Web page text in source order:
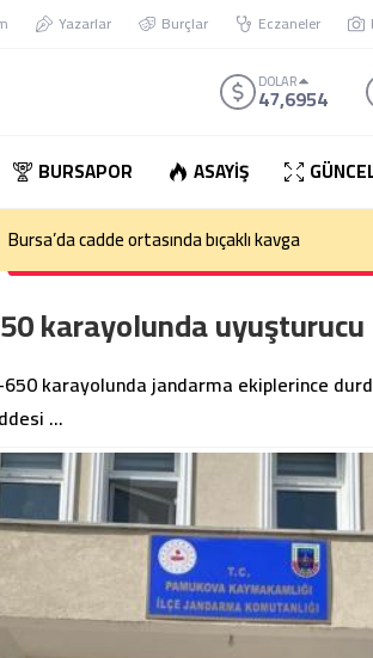
Yazarlar Burçlar Eczaneler
DOLAR
47,6954
BURSAPOR ASAYİŞ
Bursa’da kontrolden çıkan otomobil takla attı: 1
karayolunda
650 karayolunda jandarma ekiplerince
…